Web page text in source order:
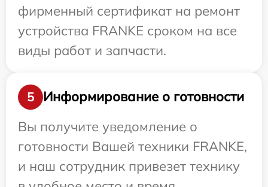
фирменный сертификат на ремонт
устройства FRANKE сроком на все
виды работ и запчасти.
5
Информирование о готовности
Вы получите уведомление о
готовности Вашей техники FRANKE,
и наш сотрудник привезет технику